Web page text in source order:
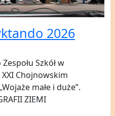
2026
Szkół w
Chojnowskim
małe i duże”.
ZIEMI